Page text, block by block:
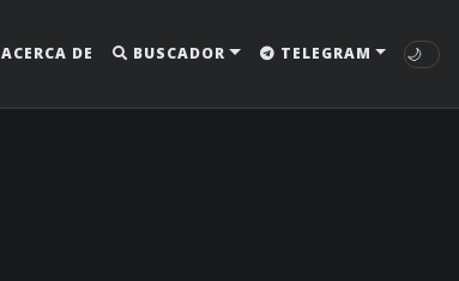
ACERCA DE BUSCADOR TELEGRAM 🌙